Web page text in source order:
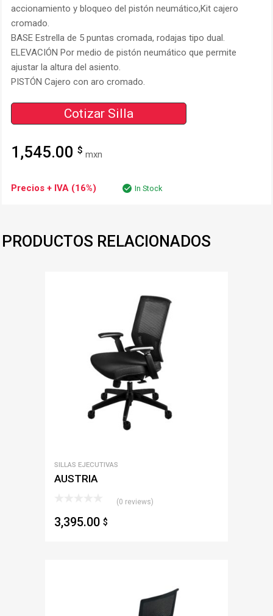
accionamiento y bloqueo del pistón neumático,Kit cajero
cromado.
BASE Estrella de 5 puntas cromada, rodajas tipo dual.
ELEVACIÓN Por medio de pistón neumático que permite
ajustar la altura del asiento.
PISTÓN Cajero con aro cromado.
Cotizar Silla
1,545.00 $ mxn
Precios + IVA (16%) In Stock
PRODUCTOS RELACIONADOS
SILLAS EJECUTIVAS
AUSTRIA
(0 reviews)
3,395.00 $